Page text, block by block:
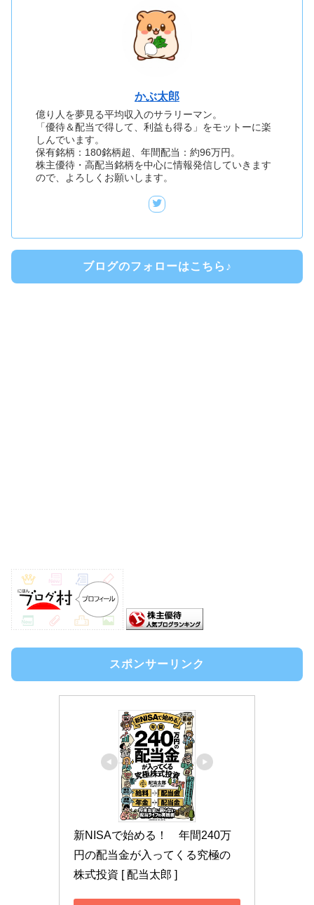
かぶ太郎
億り人を夢見る平均収入のサラリーマン。
「優待＆配当で得して、利益も得る」をモットーに楽
しんでいます。
保有銘柄：180銘柄超、年間配当：約96万円。
株主優待・高配当銘柄を中心に情報発信していきます
ので、よろしくお願いします。
ブログのフォローはこちら♪
スポンサーリンク
新NISAで始める！　年間240万
円の配当金が入ってくる究極の
株式投資 [ 配当太郎 ]